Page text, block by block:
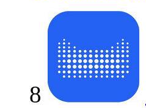
8